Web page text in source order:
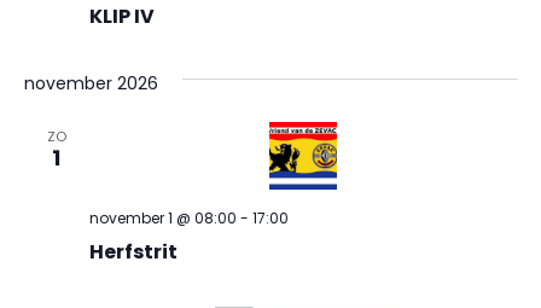
KLIP IV
november 2026
ZO
1
Herfstrit
november 1 @ 08:00 - 17:00